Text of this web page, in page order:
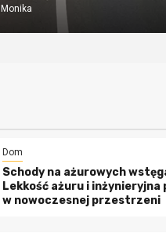
Monika
Dom
Schody na ażurowych
Lekkość ażuru i inżynieryjna
w nowoczesnej przestrzeni